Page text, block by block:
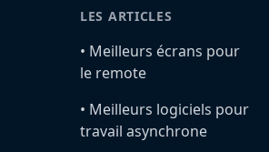
LES ARTICLES
•️ Meilleurs écrans pour
le remote
•️ Meilleurs logiciels pour
travail asynchrone